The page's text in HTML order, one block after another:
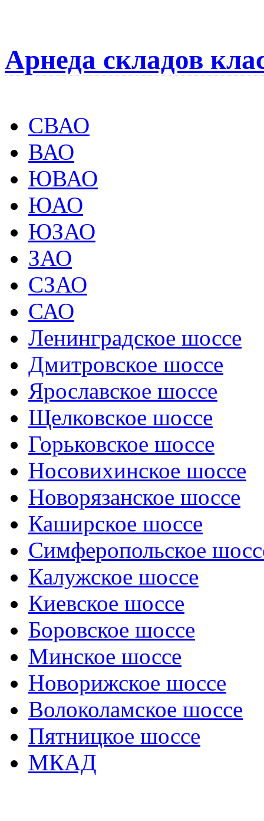
Арнеда складов
СВАО
ВАО
ЮВАО
ЮАО
ЮЗАО
ЗАО
СЗАО
САО
Ленинградское шоссе
Дмитровское шоссе
Ярославское шоссе
Щелковское шоссе
Горьковское шоссе
Носовихинское шоссе
Новорязанское шоссе
Каширское шоссе
Симферопольское
Калужское шоссе
Киевское шоссе
Боровское шоссе
Минское шоссе
Новорижское шоссе
Волоколамское шоссе
Пятницкое шоссе
МКАД